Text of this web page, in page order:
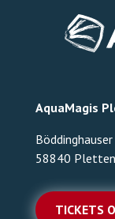
AquaMagis
58840
TICKETS